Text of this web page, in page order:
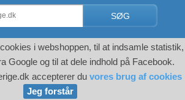
SØG
i webshoppen, til at indsamle statistik,
Google og til at dele indhold på Facebook.
accepterer du vores brug af cookies
Jeg forstår